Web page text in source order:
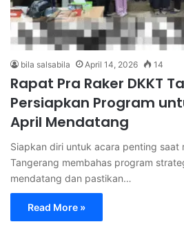
bila salsabila April 14, 2026 14
Rapat Pra Raker DKKT
Persiapkan Program
April Mendatang
Siapkan diri untuk acara penting saat
Tangerang membahas program
mendatang dan pastikan…
Read More »